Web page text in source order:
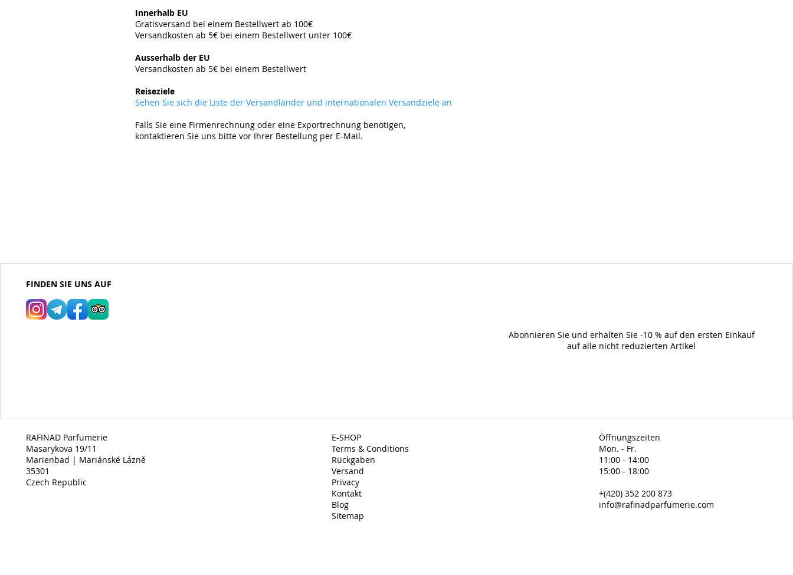
Innerhalb EU
Gratisversand bei einem Bestellwert ab 100€
Versandkosten ab 5€ bei einem Bestellwert unter 100€
Ausserhalb der EU
Versandkosten ab 5€ bei einem Bestellwert
Reiseziele
Sehen Sie sich die Liste der Versandländer und internationalen Versandziele an
Falls Sie eine Firmenrechnung oder eine Exportrechnung benötigen,
kontaktieren Sie uns bitte vor Ihrer Bestellung per E-Mail.
FINDEN SIE UNS AUF
Abonnieren Sie und erhalten Sie -10 % auf den ersten Einkauf
auf alle nicht reduzierten Artikel
RAFINAD Parfumerie
Masarykova 19/11
Marienbad | Mariánské Lázně
35301
Czech Republic
E-SHOP
Terms & Conditions
Rückgaben
Versand
Privacy
Kontakt
Blog
Sitemap
Öffnungszeiten
Mon. - Fr.
11:00 - 14:00
15:00 - 18:00
+(420) 352 200 873
info@rafinadparfumerie.com